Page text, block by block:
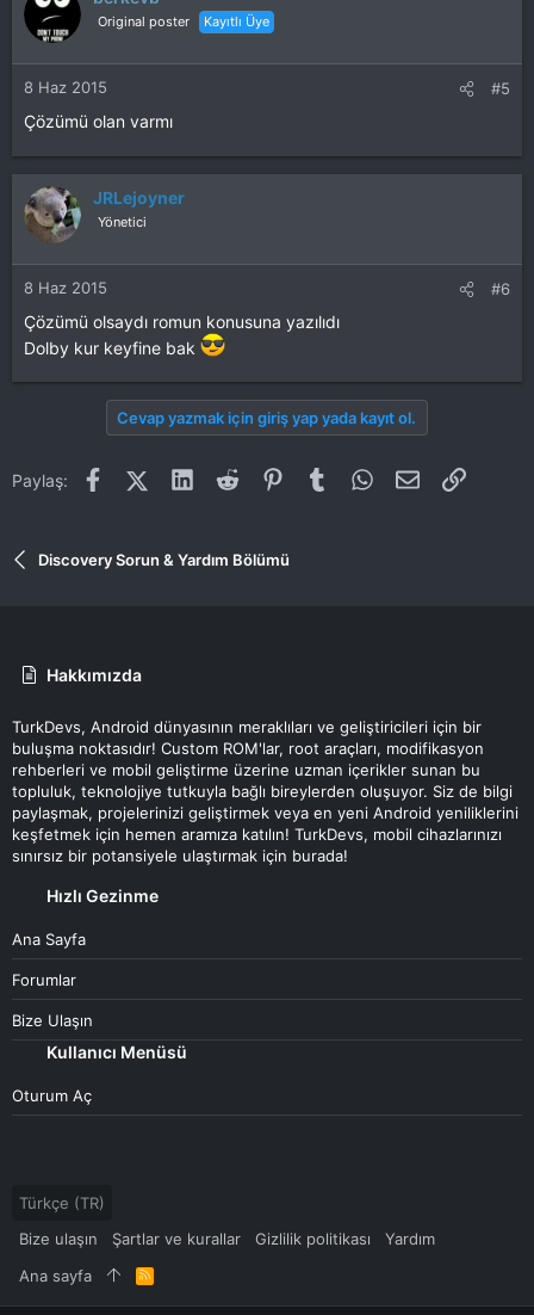
Original poster Kayıtlı Üye
8 Haz 2015 #5
Çözümü olan varmı
JRLejoyner
Yönetici
8 Haz 2015 #6
Çözümü olsaydı romun konusuna yazılıdı
Dolby kur keyfine bak
Cevap yazmak için giriş yap yada kayıt ol.
Paylaş: FacebookX (Twitter)
LinkedInReddit PinterestTumblr WhatsApp
E-postaLink
Discovery Sorun & Yardım Bölümü
Hakkımızda
TurkDevs, Android dünyasının meraklıları ve geliştiricileri için bir
buluşma noktasıdır! Custom ROM'lar, root araçları, modifikasyon
rehberleri ve mobil geliştirme üzerine uzman içerikler sunan bu
topluluk, teknolojiye tutkuyla bağlı bireylerden oluşuyor. Siz de bilgi
paylaşmak, projelerinizi geliştirmek veya en yeni Android yeniliklerini
keşfetmek için hemen aramıza katılın! TurkDevs, mobil cihazlarınızı
sınırsız bir potansiyele ulaştırmak için burada!
Hızlı Gezinme
Ana Sayfa
Forumlar
Bize Ulaşın
Kullanıcı Menüsü
Oturum Aç
Türkçe (TR)
Bize ulaşın
Şartlar ve kurallar Gizlilik politikası
Yardım
Ana sayfa
R
S